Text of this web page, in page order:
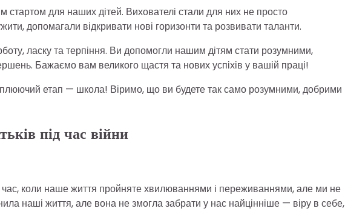
стартом для наших дітей. Вихователі стали для них не просто
допомагали відкривати нові горизонти та розвивати таланти.
ласку та терпіння. Ви допомогли нашим дітям стати розумними,
Бажаємо вам великого щастя та нових успіхів у вашій праці!
етап — школа! Віримо, що ви будете так само розумними, добрими
під час війни
коли наше життя пройняте хвилюваннями і переживаннями, але ми не
наші життя, але вона не змогла забрати у нас найцінніше — віру в себе,